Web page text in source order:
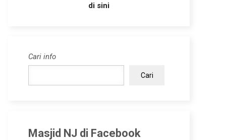
di sini
Cari info
Cari
Masjid NJ di Facebook